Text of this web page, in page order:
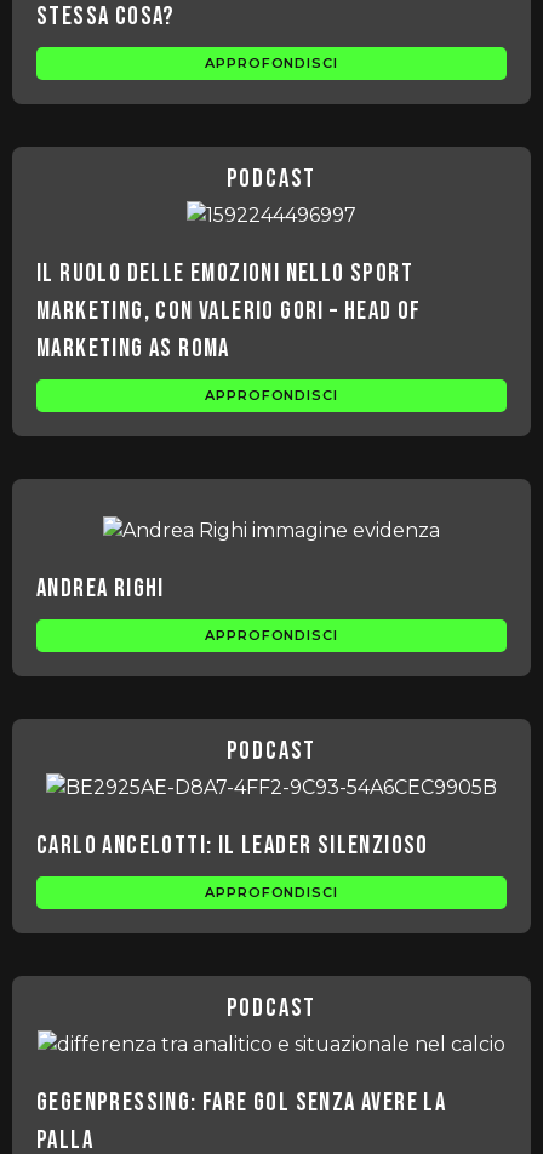
stessa cosa?
APPROFONDISCI
podcast
Il ruolo delle emozioni nello sport
marketing, con Valerio Gori – head of
marketing AS Roma
APPROFONDISCI
Andrea Righi
APPROFONDISCI
podcast
Carlo Ancelotti: il Leader Silenzioso
APPROFONDISCI
podcast
Gegenpressing: fare gol senza avere la
palla